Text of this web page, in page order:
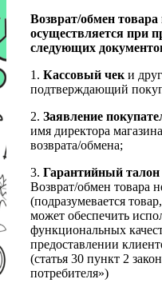
Возврат/обмен
осуществляется при
следующих
1. Кассовый чеки
подтверждающий
2. Заявление
имя директора
возврата/обмена;
3. Гарантийный талон
Возврат/обмен товара
(подразумевается
может обеспечить
функциональных
предоставлении
(статья 30 пункт 2
потребителя»)